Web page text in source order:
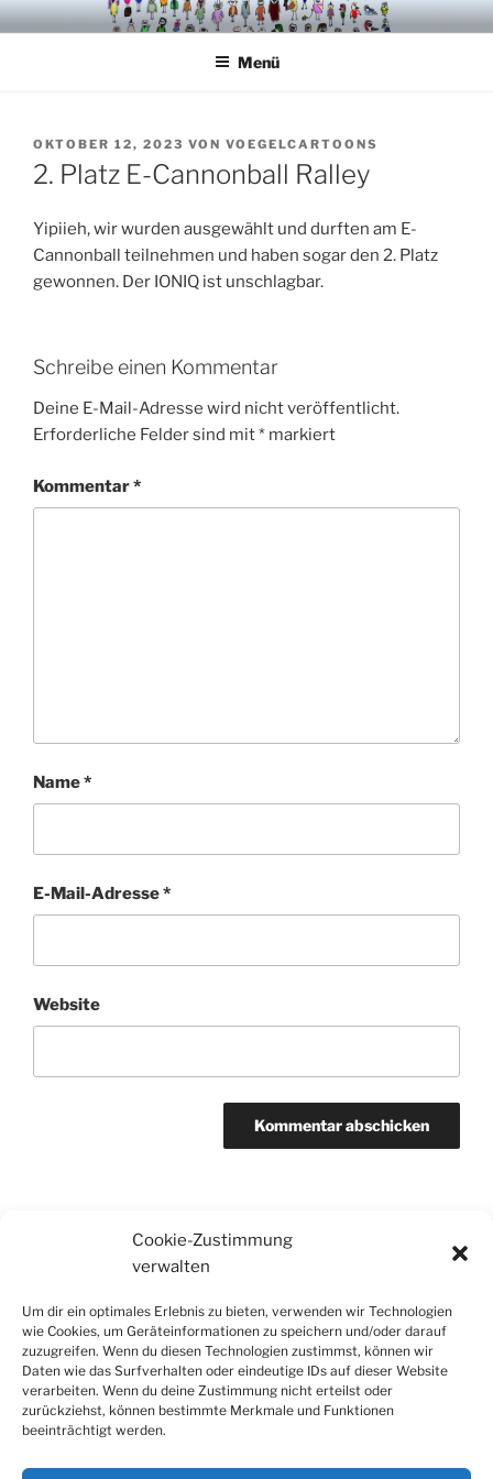
Cookie-Zustimmung
verwalten
Um dir ein optimales Erlebnis zu bieten, verwenden wir Technologien
wie Cookies, um Geräteinformationen zu speichern und/oder darauf
zuzugreifen. Wenn du diesen Technologien zustimmst, können wir
Daten wie das Surfverhalten oder eindeutige IDs auf dieser Website
verarbeiten. Wenn du deine Zustimmung nicht erteilst oder
zurückziehst, können bestimmte Merkmale und Funktionen
beeinträchtigt werden.
Zum
InhaltVÖGELCARTOONS
Menü
VERÖFFENTLICHT
AM
OKTOBER 12, 2023 VON VOEGELCARTOONS
2. Platz E-Cannonball Ralley
Yipiieh, wir wurden ausgewählt und durften am E-
Cannonball teilnehmen und haben sogar den 2. Platz
gewonnen. Der IONIQ ist unschlagbar.
Schreibe einen Kommentar
Deine E-Mail-Adresse wird nicht veröffentlicht.
Erforderliche Felder sind mit* markiert
Kommentar*
Name*
E-Mail-Adresse*
Website
Beitragsnavigation
Nächster
Beitrag
WEITER
100. Podcast! Gratulation